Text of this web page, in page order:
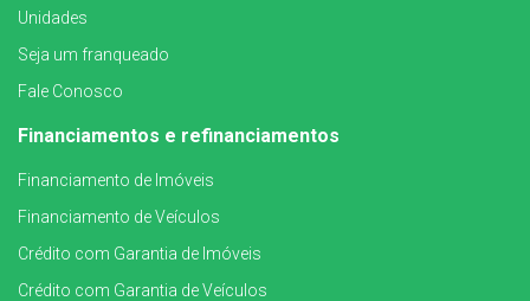
Unidades
Seja um franqueado
Fale Conosco
Financiamentos e refinanciamentos
Financiamento de Imóveis
Financiamento de Veículos
Crédito com Garantia de Imóveis
Crédito com Garantia de Veículos